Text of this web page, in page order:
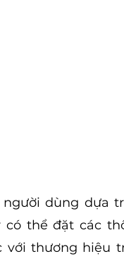
dùng dựa
thể đặt các
thương hiệu